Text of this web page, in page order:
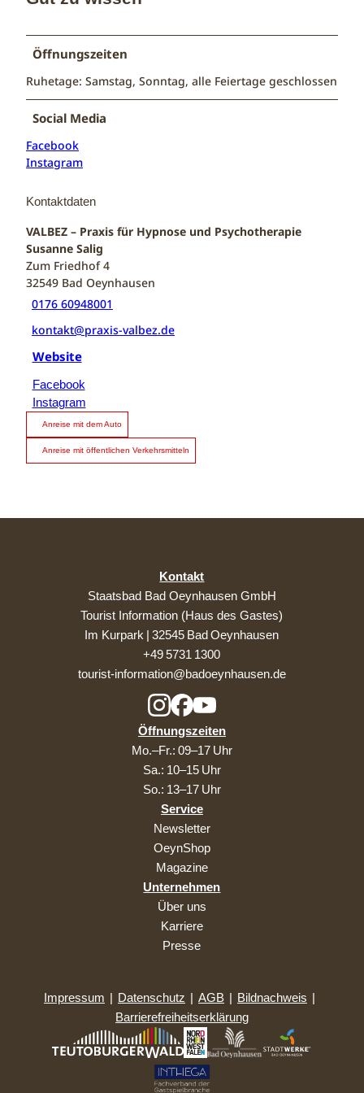
Öffnungszeiten
Ruhetage: Samstag, Sonntag, alle Feiertage geschlossen
Social Media
Facebook
Instagram
Kontaktdaten
VALBEZ – Praxis für Hypnose und Psychotherapie
Susanne Salig
Zum Friedhof 4
32549 Bad Oeynhausen
0176 60948001
kontakt@praxis-valbez.de
Website
Facebook
Instagram
Anreise mit dem Auto
Anreise mit öffentlichen Verkehrsmitteln
Kontakt
Staatsbad Bad Oeynhausen GmbH
Tourist Information (Haus des Gastes)
Im Kurpark | 32545 Bad Oeynhausen
+49 5731 1300
tourist-information@badoeynhausen.de
Öffnungszeiten
Mo.–Fr.: 09–17 Uhr
Sa.: 10–15 Uhr
So.: 13–17 Uhr
Service
Newsletter
OeynShop
Magazine
Unternehmen
Über uns
Karriere
Presse
Impressum | Datenschutz | AGB | Bildnachweis |
Barrierefreiheitserklärung